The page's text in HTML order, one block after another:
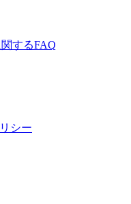
するFAQ
シー